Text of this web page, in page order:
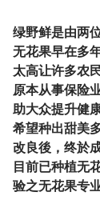
绿野鲜是由两
无花果早在多
太高让许多农
原本从事保险
助大众提升健
希望种出甜美
改良後，终於
目前已种植无
验之无花果专